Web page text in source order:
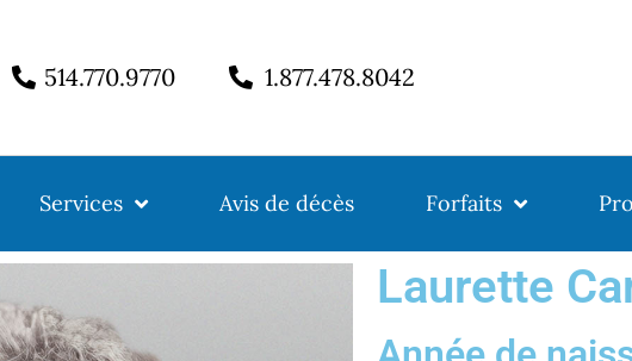
514.770.9770 1.877.478.8042
Services Avis de décès Forfaits
Laurette